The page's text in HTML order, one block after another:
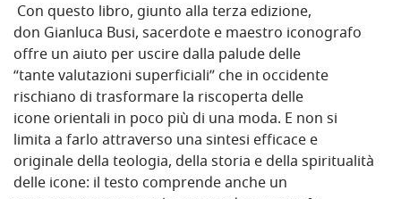
Con questo libro, giunto alla terza edizione,
don Gianluca Busi, sacerdote e maestro iconografo
offre un aiuto per uscire dalla palude delle
“tante valutazioni superficiali” che in occidente
rischiano di trasformare la riscoperta delle
icone orientali in poco più di una moda. E non si
limita a farlo attraverso una sintesi efficace e
originale della teologia, della storia e della spiritualità
delle icone: il testo comprende anche un